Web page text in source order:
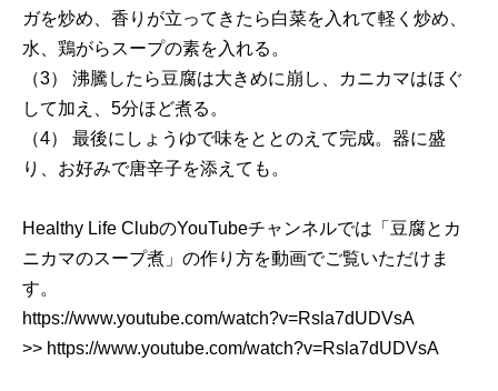
ガを炒め、香りが立ってきたら白菜を入れて軽く炒め、
水、鶏がらスープの素を入れる。
（3） 沸騰したら豆腐は大きめに崩し、カニカマはほぐ
して加え、5分ほど煮る。
（4） 最後にしょうゆで味をととのえて完成。器に盛
り、お好みで唐辛子を添えても。
Healthy Life ClubのYouTubeチャンネルでは「豆腐とカ
ニカマのスープ煮」の作り方を動画でご覧いただけま
す。
https://www.youtube.com/watch?v=Rsla7dUDVsA
>> https://www.youtube.com/watch?v=Rsla7dUDVsA